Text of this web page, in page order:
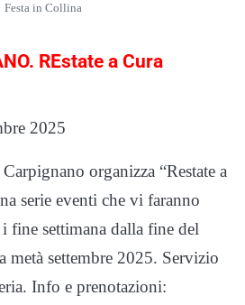
Festa in Collina
REstate a Cura
2025
organizza “Restate a
serie eventi che vi faranno
fine settimana dalla fine del
metà settembre 2025. Servizio
Info e prenotazioni: